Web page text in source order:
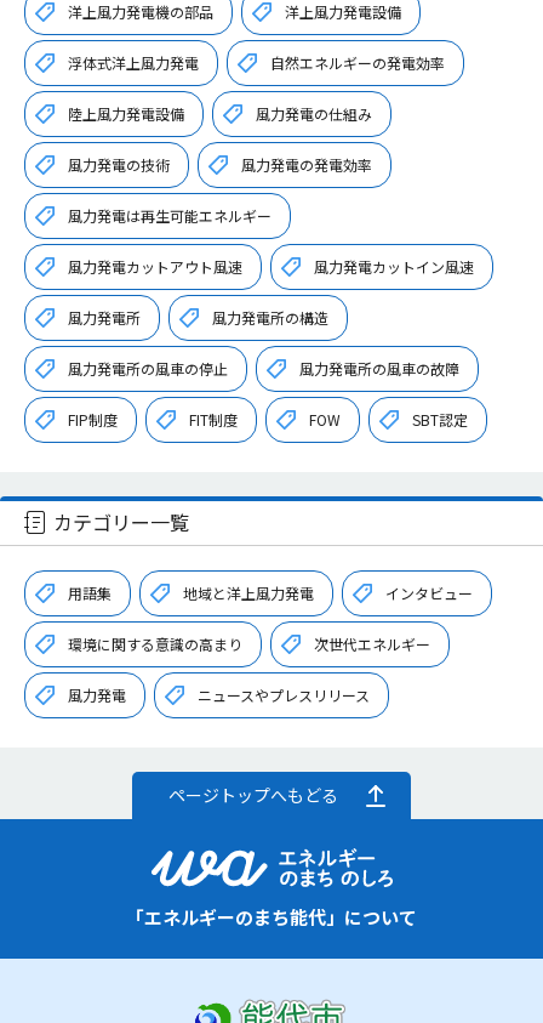
洋上風力発電機の部品 洋上風力発電設備
浮体式洋上風力発電 自然エネルギーの発電効率
陸上風力発電設備 風力発電の仕組み
風力発電の技術 風力発電の発電効率
風力発電は再生可能エネルギー
風力発電カットアウト風速 風力発電カットイン風速
風力発電所 風力発電所の構造
風力発電所の風車の停止 風力発電所の風車の故障
FIP制度 FIT制度 FOW SBT認定
カテゴリー一覧
用語集 地域と洋上風力発電 インタビュー
環境に関する意識の高まり 次世代エネルギー
風力発電 ニュースやプレスリリース
ページトップへもどる
「エネルギーのまち能代」について